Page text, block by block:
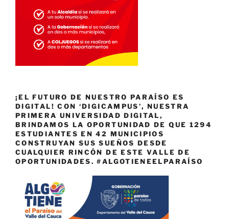
¡EL FUTURO DE NUESTRO PARAÍSO ES
DIGITAL! CON ‘DIGICAMPUS’, NUESTRA
PRIMERA UNIVERSIDAD DIGITAL,
BRINDAMOS LA OPORTUNIDAD DE QUE 1294
ESTUDIANTES EN 42 MUNICIPIOS
CONSTRUYAN SUS SUEÑOS DESDE
CUALQUIER RINCÓN DE ESTE VALLE DE
OPORTUNIDADES. #ALGOTIENEELPARAÍSO